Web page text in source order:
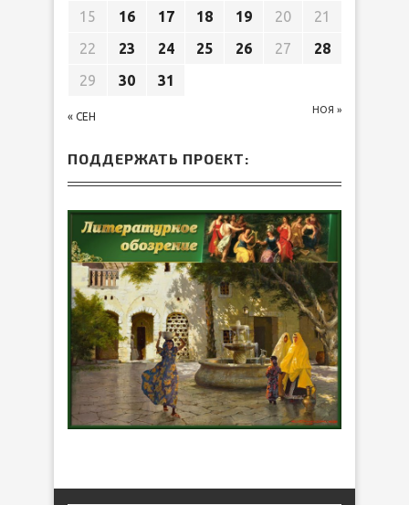
« СЕН
НОЯ »
15
16 17 18 19 20
21
22
23 24 25 26 27
28
29
30 31
ПОДДЕРЖАТЬ ПРОЕКТ: